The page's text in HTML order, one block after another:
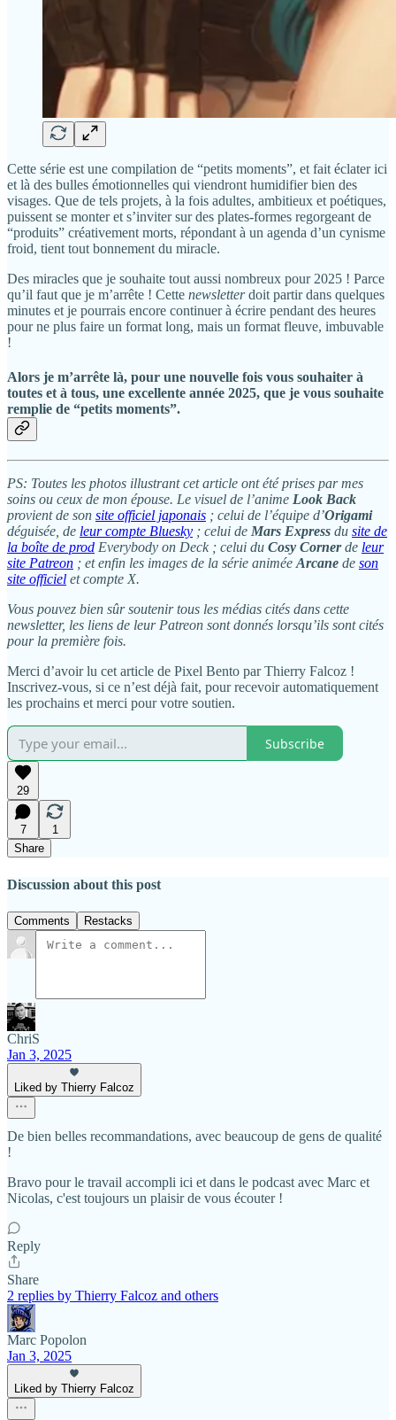
Cette série est une compilation de “petits moments”, et fait éclater ici
et là des bulles émotionnelles qui viendront humidifier bien des
visages. Que de tels projets, à la fois adultes, ambitieux et poétiques,
puissent se monter et s’inviter sur des plates-formes regorgeant de
“produits” créativement morts, répondant à un agenda d’un cynisme
froid, tient tout bonnement du miracle.
Des miracles que je souhaite tout aussi nombreux pour 2025 ! Parce
qu’il faut que je m’arrête ! Cette newsletterdoit partir dans quelques
minutes et je pourrais encore continuer à écrire pendant des heures
pour ne plus faire un format long, mais un format fleuve, imbuvable
!
Alors je m’arrête là, pour une nouvelle fois vous souhaiter à
toutes et à tous, une excellente année 2025, que je vous souhaite
remplie de “petits moments”.
PS: Toutes les photos illustrant cet article ont été prises par mes
soins ou ceux de mon épouse. Le visuel de l’anime Look Back
provient de son site officiel japonais ; celui de l’équipe d’Origami
déguisée, de leur compte Bluesky ; celui de Mars Express du site de
la boîte de prod Everybody on Deck ; celui du Cosy Cornerde leur
site Patreon ; et enfin les images de la série animée Arcane de son
site officiel et compte X.
Vous pouvez bien sûr soutenir tous les médias cités dans cette
newsletter, les liens de leur Patreon sont donnés lorsqu’ils sont cités
pour la première fois.
Merci d’avoir lu cet article de Pixel Bento par Thierry Falcoz !
Inscrivez-vous, si ce n’est déjà fait, pour recevoir automatiquement
les prochains et merci pour votre soutien.
Subscribe
29
7
1
Share
Discussion about this post
Comments Restacks
ChriS
Jan 3, 2025
Liked by Thierry Falcoz
De bien belles recommandations, avec beaucoup de gens de qualité
!
Bravo pour le travail accompli ici et dans le podcast avec Marc et
Nicolas, c'est toujours un plaisir de vous écouter !
Reply
Share
2 replies by Thierry Falcoz and others
Marc Popolon
Jan 3, 2025
Liked by Thierry Falcoz